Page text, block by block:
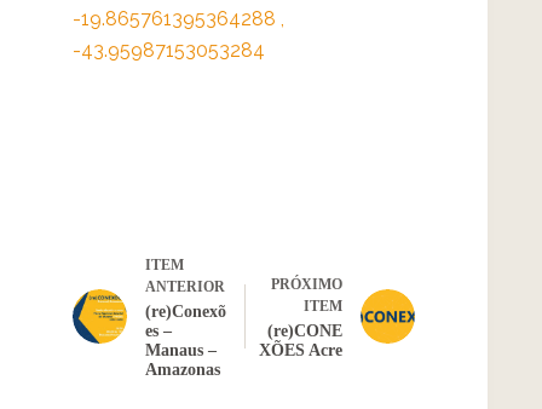
-19.865761395364288 ,
-43.95987153053284
ITEM
ANTERIOR
(re)Conexõ
es –
Manaus –
Amazonas
PRÓXIMO
ITEM
(re)CONE
XÕES Acre